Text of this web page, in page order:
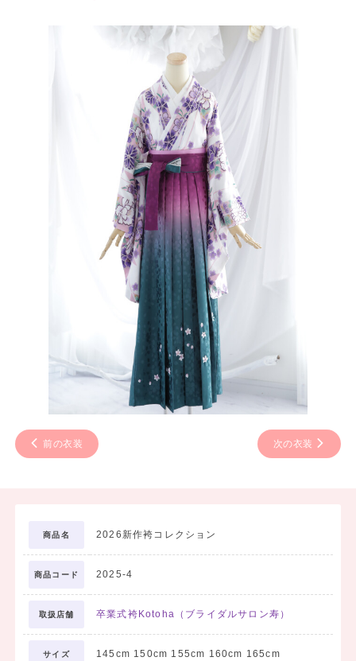
前の衣装 次の衣装
商品名 2026新作袴コレクション
商品コード 2025-4
取扱店舗 卒業式袴Kotoha（ブライダルサロン寿）
サイズ 145cm 150cm 155cm 160cm 165cm